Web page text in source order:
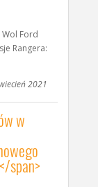
Ford
Rangera:
2021
w
span>